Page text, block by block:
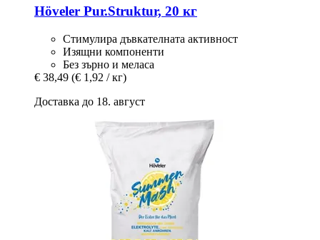
Höveler Pur.Struktur, 20 кг
Стимулира дъвкателната активност
Изящни компоненти
Без зърно и меласа
€ 38,49 (€ 1,92 / кг)
Доставка до 18. август